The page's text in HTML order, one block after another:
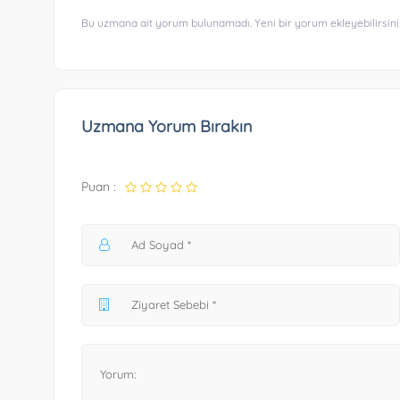
Bu uzmana ait yorum bulunamadı. Yeni bir yorum
Uzmana Yorum Bırakın
Puan :